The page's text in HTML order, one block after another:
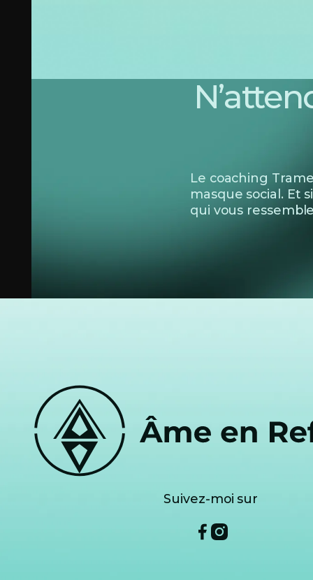
Le coaching
masque social. Et
qui vous
Suivez-moi sur